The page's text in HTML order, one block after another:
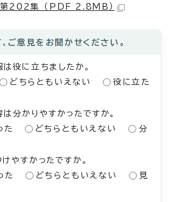
第202集 （PDF 2.8MB）
ご意見をお聞かせください。
役に立ちましたか。
どちらともいえない
役に立た
分かりやすかったですか。
た
どちらともいえない
分
やすかったですか。
た
どちらともいえない
見